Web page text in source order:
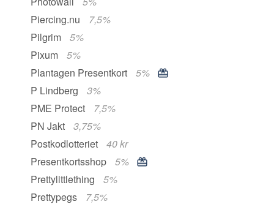
Piercing.nu
7,5%
Pilgrim
5%
Pixum
5%
Plantagen Presentkort
5%
P Lindberg
3%
PME Protect
7,5%
PN Jakt
3,75%
Postkodlotteriet
40 kr
Presentkortsshop
5%
Prettylittlething
5%
Prettypegs
7,5%